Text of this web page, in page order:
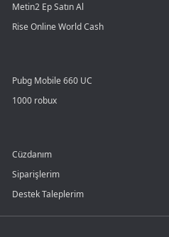
Metin2 Ep Satın Al
Rise Online World Cash
Pubg Mobile 660 UC
1000 robux
Cüzdanım
Siparişlerim
Destek Taleplerim